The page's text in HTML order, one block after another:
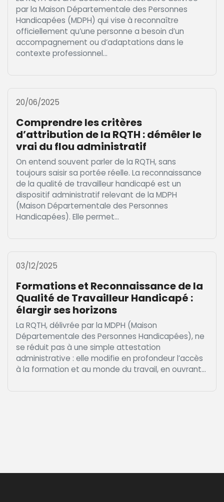
par la Maison Départementale des Personnes
Handicapées (MDPH) qui vise à reconnaître
officiellement qu’une personne a besoin d’un
accompagnement ou d’adaptations dans le
contexte professionnel...
20/06/2025
Comprendre les critères
d’attribution de la RQTH : démêler le
vrai du flou administratif
On entend souvent parler de la RQTH, sans
toujours saisir sa portée réelle. La reconnaissance
de la qualité de travailleur handicapé est un
dispositif administratif relevant de la MDPH
(Maison Départementale des Personnes
Handicapées). Elle permet...
03/12/2025
Formations et Reconnaissance de la
Qualité de Travailleur Handicapé :
élargir ses horizons
La RQTH, délivrée par la MDPH (Maison
Départementale des Personnes Handicapées), ne
se réduit pas à une simple attestation
administrative : elle modifie en profondeur l’accès
à la formation et au monde du travail, en ouvrant...